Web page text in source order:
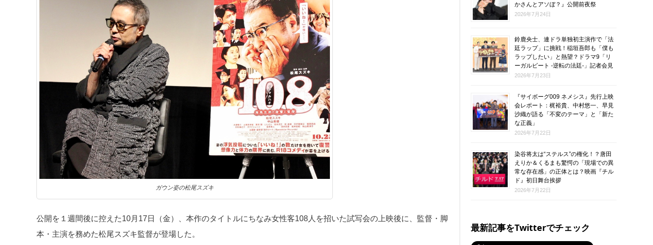
ガウン姿の松尾スズキ
公開を１週間後に控えた10月17日（金）、本作のタイトルにちなみ女性客108人を招いた試写会の上映後に、監督・脚
本・主演を務めた松尾スズキ監督が登場した。
かさんとアソぼ？』公開前夜祭
2026年7月24日
鈴鹿央士、連ドラ単独初主演作で「法
廷ラップ」に挑戦！稲垣吾郎も「僕も
ラップしたい」と熱望？ドラマ9「リ
ーガルビート -逆転の法廷-」記者会見
2026年7月23日
『サイボーグ009 ネメシス』先行上映
会レポート：梶裕貴、中村悠一、早見
沙織が語る「不変のテーマ」と「新た
な正義」
2026年7月22日
染谷将太は“ステルス”の権化！？唐田
えりか＆くるまも驚愕の「現場での異
常な存在感」の正体とは？映画『チル
ド』初日舞台挨拶
2026年7月22日
最新記事をTwitterでチェック